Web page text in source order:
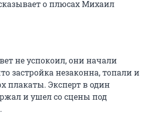
о плюсах Михаил
не успокоил, они начали
застройка незаконна, топали и
плакаты. Эксперт в один
и ушел со сцены под